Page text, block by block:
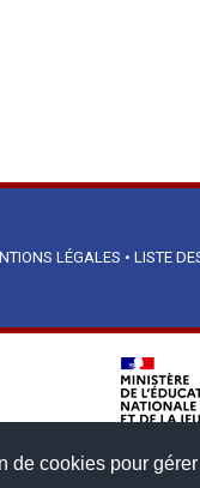
cookies pour
LÉGALES • LISTE